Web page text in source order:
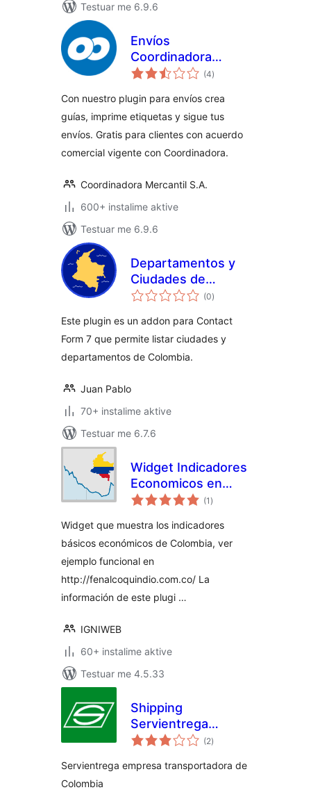
Testuar me 6.9.6
Envíos
Coordinadora
Woocommerce
WordPress plugin
(4vlerësime
gjithsej
)
Con nuestro plugin para envíos crea
guías, imprime etiquetas y sigue tus
envíos. Gratis para clientes con acuerdo
comercial vigente con Coordinadora.
Coordinadora Mercantil S.A.
600+ instalime aktive
Testuar me 6.9.6
Departamentos y
Ciudades de
Colombia para
(0vlerësime
gjithsej
)
Este plugin es un addon para Contact
Form 7 que permite listar ciudades y
departamentos de Colombia.
Juan Pablo
70+ instalime aktive
Testuar me 6.7.6
Widget Indicadores
Economicos en
Colombia
(1 vlerësime
gjithsej
)
Widget que muestra los indicadores
básicos económicos de Colombia, ver
ejemplo funcional en
http://fenalcoquindio.com.co/ La
información de este plugi …
IGNIWEB
60+ instalime aktive
Testuar me 4.5.33
Shipping
Servientrega
Woocommerce
(2vlerësime
gjithsej
)
Servientrega empresa transportadora de
Colombia